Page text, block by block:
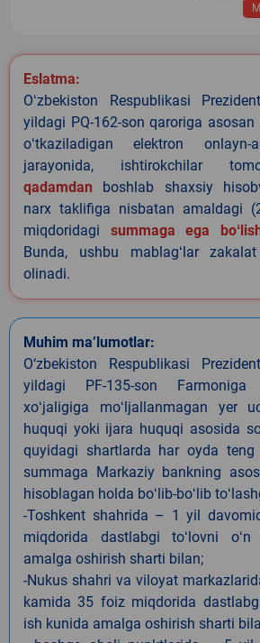
Eslatma:
Oʻzbekiston Respublikasi
yildagi PQ-162-son qaroriga asosan
oʻtkaziladigan elektron onlayn-
jarayonida, ishtirokchilar
qadamdan boshlab shaxsiy
narx taklifiga nisbatan amaldagi
miqdoridagi summaga ega
Bunda, ushbu mablagʻlar
olinadi.
Muhim ma’lumotlar:
O‘zbekiston Respublikasi
yildagi PF-135-son
xoʻjaligiga moʻljallanmagan yer
huquqi yoki ijara huquqi asosida
quyidagi shartlarda har oyda teng
summaga Markaziy bankning
hisoblagan holda boʻlib-boʻlib
-Toshkent shahrida – 1 yil
miqdorida dastlabgi toʻlovni
amalga oshirish sharti bilan;
-Nukus shahri va viloyat
kamida 35 foiz miqdorida
ish kunida amalga oshirish sharti